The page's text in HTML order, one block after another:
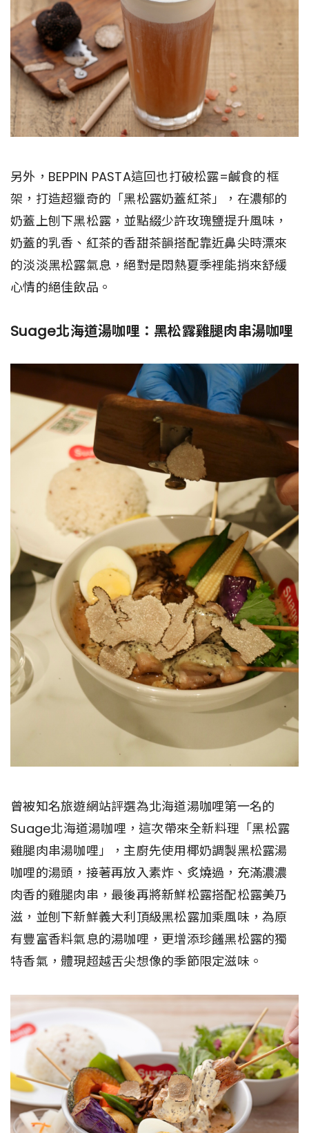
另外，BEPPIN PASTA這回也打破松露=鹹食的框
架，打造超獵奇的「黑松露奶蓋紅茶」，在濃郁的
奶蓋上刨下黑松露，並點綴少許玫瑰鹽提升風味，
奶蓋的乳香、紅茶的香甜茶韻搭配靠近鼻尖時漂來
的淡淡黑松露氣息，絕對是悶熱夏季裡能捎來舒緩
心情的絕佳飲品。
Suage北海道湯咖哩：黑松露雞腿肉串湯咖哩
曾被知名旅遊網站評選為北海道湯咖哩第一名的
Suage北海道湯咖哩，這次帶來全新料理「黑松露
雞腿肉串湯咖哩」，主廚先使用椰奶調製黑松露湯
咖哩的湯頭，接著再放入素炸、炙燒過，充滿濃濃
肉香的雞腿肉串，最後再將新鮮松露搭配松露美乃
滋，並刨下新鮮義大利頂級黑松露加乘風味，為原
有豐富香料氣息的湯咖哩，更增添珍饈黑松露的獨
特香氣，體現超越舌尖想像的季節限定滋味。